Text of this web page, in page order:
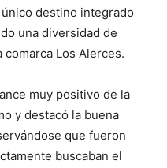
destino integrado
una diversidad de
Los Alerces.
muy positivo de la
y destacó la buena
que fueron
buscaban el